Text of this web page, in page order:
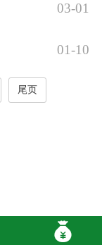
03-01
01-10
尾页
󰁮